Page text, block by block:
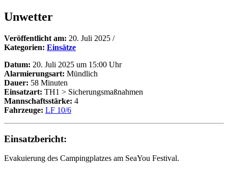
Unwetter
Veröffentlicht am: 20. Juli 2025 /
Kategorien: Einsätze
Datum: 20. Juli 2025 um 15:00 Uhr
Alarmierungsart: Mündlich
Dauer: 58 Minuten
Einsatzart: TH1 > Sicherungsmaßnahmen
Mannschaftsstärke: 4
Fahrzeuge: LF 10/6
Einsatzbericht:
Evakuierung des Campingplatzes am SeaYou Festival.